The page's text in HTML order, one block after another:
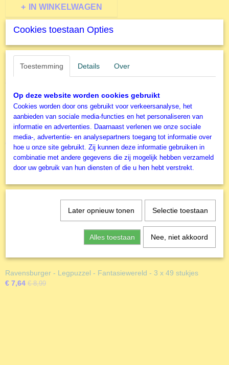
IN WINKELWAGEN
Productcode
R126217
4005556126217
Productcode leverancier
Ravensburger
Omschrijving
200 stukjes
Ook interessant
Ravensburger - Legpuzzel - Fantasiewereld - 3 x 49 stukjes
€ 7,64 € 8,99
Cookies toestaan Opties
Toestemming Details Over
Op deze website worden cookies gebruikt
Cookies worden door ons gebruikt voor verkeersanalyse, het
aanbieden van sociale media-functies en het personaliseren van
informatie en advertenties. Daarnaast verlenen we onze sociale
media-, advertentie- en analysepartners toegang tot informatie over
hoe u onze site gebruikt. Zij kunnen deze informatie gebruiken in
combinatie met andere gegevens die zij mogelijk hebben verzameld
door uw gebruik van hun diensten of die u hen hebt verstrekt.
Later opnieuw tonen Selectie toestaan
Alles toestaan Nee, niet akkoord